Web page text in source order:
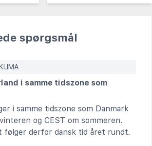
spørgsmål
i samme tidszone som
i samme tidszone som Danmark
og CEST om sommeren.
følger derfor dansk tid året rundt.